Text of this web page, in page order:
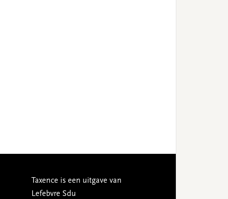
Taxence is een uitgave van
Lefebvre Sdu